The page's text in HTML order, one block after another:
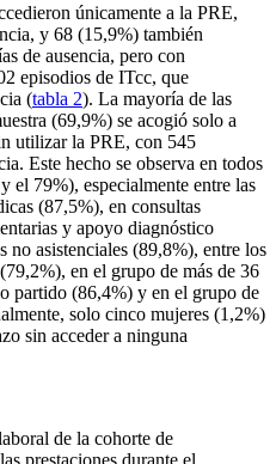
únicamente a la PRE,
y 68 (15,9%) también
de ausencia, pero con
episodios de ITcc, que
(tabla 2). La mayoría de las
(69,9%) se acogió solo a
utilizar la PRE, con 545
Este hecho se observa en todos
el 79%), especialmente entre las
(87,5%), en consultas
y apoyo diagnóstico
asistenciales (89,8%), entre los
en el grupo de más de 36
partido (86,4%) y en el grupo de
solo cinco mujeres (1,2%)
sin acceder a ninguna
de la cohorte de
prestaciones durante el